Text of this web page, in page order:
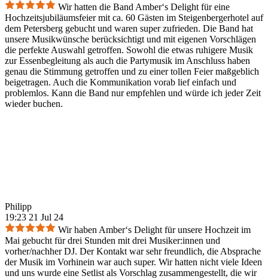
Wir hatten die Band Amber‘s Delight für eine
Hochzeitsjubiläumsfeier mit ca. 60 Gästen im Steigenbergerhotel auf
dem Petersberg gebucht und waren super zufrieden. Die Band hat
unsere Musikwünsche berücksichtigt und mit eigenen Vorschlägen
die perfekte Auswahl getroffen. Sowohl die etwas ruhigere Musik
zur Essenbegleitung als auch die Partymusik im Anschluss haben
genau die Stimmung getroffen und zu einer tollen Feier maßgeblich
beigetragen. Auch die Kommunikation vorab lief einfach und
problemlos. Kann die Band nur empfehlen und würde ich jeder Zeit
wieder buchen.
Philipp
19:23 21 Jul 24
Wir haben Amber‘s Delight für unsere Hochzeit im
Mai gebucht für drei Stunden mit drei Musiker:innen und
vorher/nachher DJ. Der Kontakt war sehr freundlich, die Absprache
der Musik im Vorhinein war auch super. Wir hatten nicht viele Ideen
und uns wurde eine Setlist als Vorschlag zusammengestellt, die wir